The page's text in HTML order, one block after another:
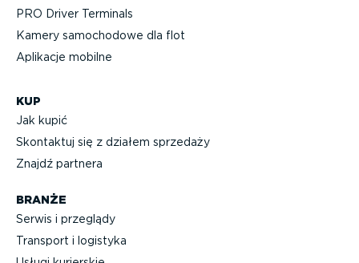
PRO Driver Terminals
Kamery samochodowe dla flot
Aplikacje mobilne
KUP
Jak kupić
Skontaktuj się z działem sprzedaży
Znajdź partnera
BRANŻE
Serwis i przeglądy
Transport i logistyka